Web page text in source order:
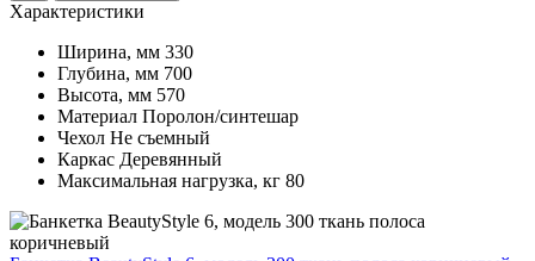
Характеристики
Ширина, мм 330
Глубина, мм 700
Высота, мм 570
Материал Поролон/синтешар
Чехол Не съемный
Каркас Деревянный
Максимальная нагрузка, кг 80